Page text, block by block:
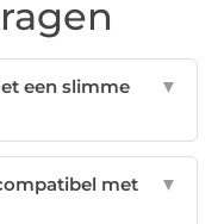
een slimme
▼
met
▼